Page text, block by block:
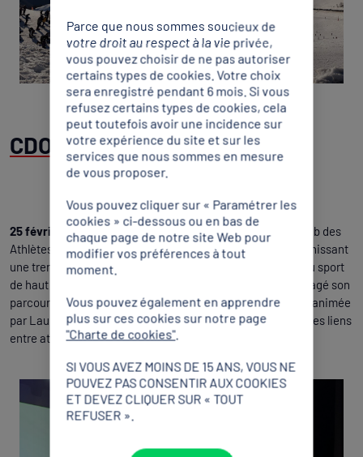
CDOS Vaucluse (84)
25 février
: Le CDOS Vaucluse a organisé une soirée du Club des
Athlètes à Sorgues, à l’Espace Culturel Camille Claudel, réunissant
une trentaine de participants autour d’un échange dédié au sport
de haut niveau. Invité de la rencontre, Sylvain André a partagé son
parcours et les exigences du haut niveau, lors d’une soirée animée
par Laurent Vendittelli, illustrant l’importance de renforcer les liens
entre athlètes, mouvement sportif et territoires.
Parce que nous sommes soucieux de
votre droit au respect à la vie privée,
vous pouvez choisir de ne pas autoriser
certains types de cookies. Votre choix
sera enregistré pendant 6 mois. Si vous
refusez certains types de cookies, cela
peut toutefois avoir une incidence sur
votre expérience du site et sur les
services que nous sommes en mesure
de vous proposer.
Vous pouvez cliquer sur « Paramétrer les
cookies » ci-dessous ou en bas de
chaque page de notre site Web pour
modifier vos préférences à tout
moment.
Vous pouvez également en apprendre
plus sur ces cookies sur notre page
"Charte de cookies".
SI VOUS AVEZ MOINS DE 15 ANS, VOUS NE
POUVEZ PAS CONSENTIR AUX COOKIES
ET DEVEZ CLIQUER SUR « TOUT
REFUSER ».